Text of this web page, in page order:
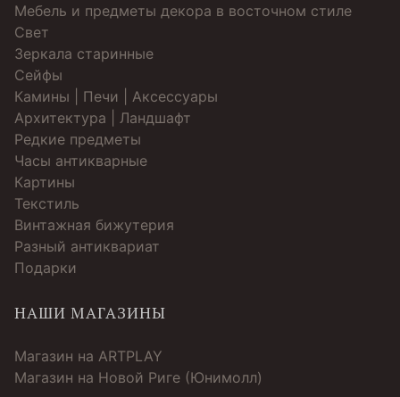
Мебель и предметы декора в восточном стиле
Свет
Зеркала старинные
Cейфы
Камины | Печи | Аксессуары
Архитектура | Ландшафт
Редкие предметы
Часы антикварные
Картины
Текстиль
Винтажная бижутерия
Разный антиквариат
Подарки
НАШИ МАГАЗИНЫ
Магазин на ARTPLAY
Магазин на Новой Риге (Юнимолл)